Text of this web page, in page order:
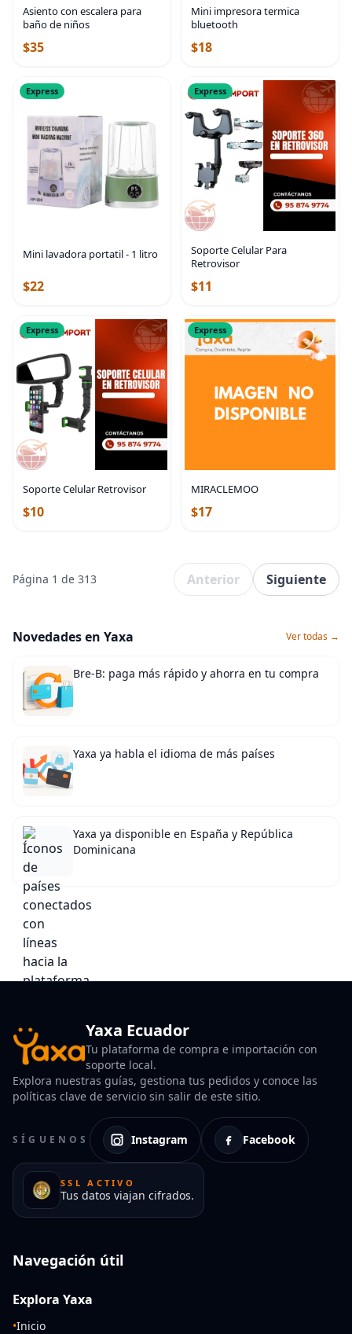
Asiento con escalera para
baño de niños
$35
Mini impresora termica
bluetooth
$18
Express
Mini lavadora portatil - 1 litro
$22
Express
Soporte Celular Para
Retrovisor
$11
Express
Soporte Celular Retrovisor
$10
Express
MIRACLEMOO
$17
Página 1 de 313 Anterior Siguiente
Novedades en Yaxa Ver todas →
Bre-B: paga más rápido y ahorra en tu compra
Yaxa ya habla el idioma de más países
Yaxa ya disponible en España y República
Dominicana
Yaxa Ecuador
Tu plataforma de compra e importación con
soporte local.
Explora nuestras guías, gestiona tus pedidos y conoce las
políticas clave de servicio sin salir de este sitio.
SÍGUENOS Instagram Facebook
SSL ACTIVO
Tus datos viajan cifrados.
Navegación útil
Explora Yaxa
•Inicio